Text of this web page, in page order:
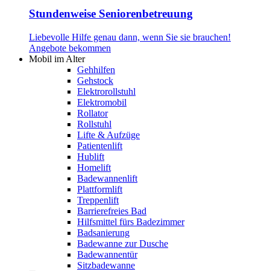
Stundenweise Seniorenbetreuung
Liebevolle Hilfe genau dann, wenn Sie sie brauchen!
Angebote bekommen
Mobil im Alter
Gehhilfen
Gehstock
Elektrorollstuhl
Elektromobil
Rollator
Rollstuhl
Lifte & Aufzüge
Patientenlift
Hublift
Homelift
Badewannenlift
Plattformlift
Treppenlift
Barrierefreies Bad
Hilfsmittel fürs Badezimmer
Badsanierung
Badewanne zur Dusche
Badewannentür
Sitzbadewanne